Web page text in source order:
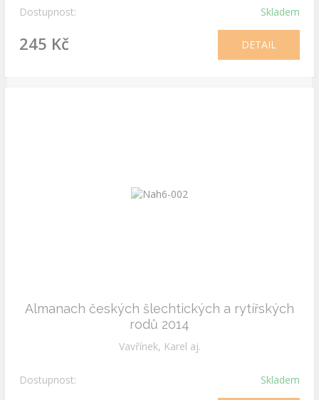
Dostupnost: Skladem
245 Kč DETAIL
Almanach českých šlechtických a rytířských
rodů 2014
Vavřínek, Karel aj.
Dostupnost: Skladem